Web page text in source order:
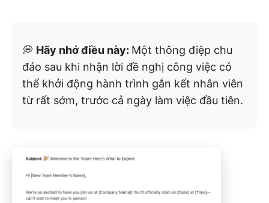
💭 Hãy nhớ điều này: Một thông điệp chu
đáo sau khi nhận lời đề nghị công việc có
thể khởi động hành trình gắn kết nhân viên
từ rất sớm, trước cả ngày làm việc đầu tiên.